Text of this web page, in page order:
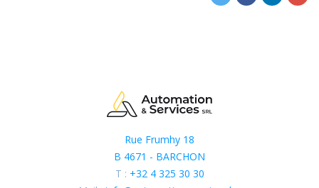
Rue Frumhy 18
B 4671 - BARCHON
T : +32 4 325 30 30